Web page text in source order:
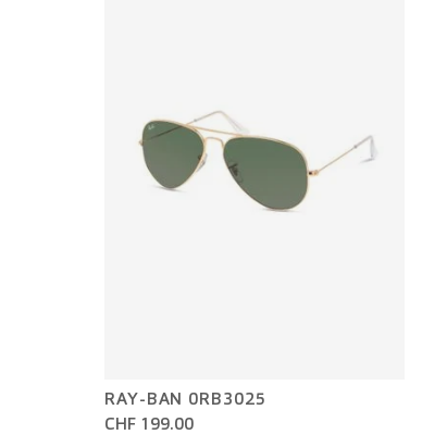
RAY-BAN 0RB3025
CHF 199.00